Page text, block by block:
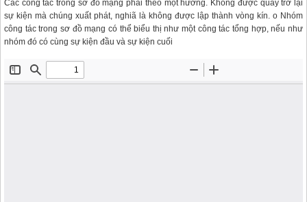
Các công tác trong sơ đồ mạng phải theo một hướng. Không được quay trở lại
sự kiện mà chúng xuất phát, nghiã là không được lập thành vòng kín. o Nhóm
công tác trong sơ đồ mạng có thể biểu thị như một công tác tổng hợp, nếu như
nhóm đó có cùng sự kiện đầu và sự kiện cuối